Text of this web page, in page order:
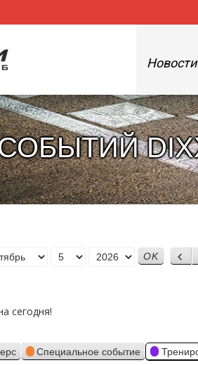
Новости
сегодня!
Специальное событие